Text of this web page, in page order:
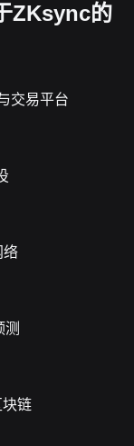
交给以太坊主网
降低了以太坊网
约，而无需重写
区块链进行更直
些费用。这种灵
大量的审计和压
的安全性并进行额
是去中心化金融
。它在维护和增强
ZKsync的
交易平台
络
测
块链